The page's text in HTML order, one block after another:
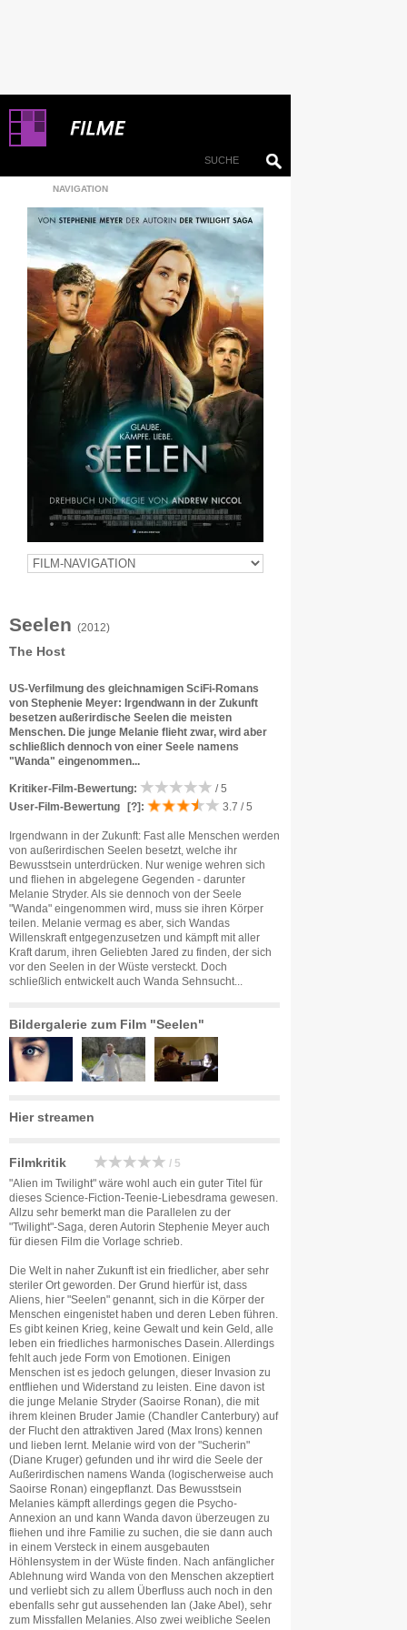
NAVIGATION
Seelen (2012)
The Host
US-Verfilmung des gleichnamigen SciFi-Romans
von Stephenie Meyer: Irgendwann in der Zukunft
besetzen außerirdische Seelen die meisten
Menschen. Die junge Melanie flieht zwar, wird aber
schließlich dennoch von einer Seele namens
"Wanda" eingenommen...
Kritiker-Film-Bewertung:
/ 5
User-Film-Bewertung
[?] : 3.7 / 5
Irgendwann in der Zukunft: Fast alle Menschen werden
von außerirdischen Seelen besetzt, welche ihr
Bewusstsein unterdrücken. Nur wenige wehren sich
und fliehen in abgelegene Gegenden - darunter
Melanie Stryder. Als sie dennoch von der Seele
"Wanda" eingenommen wird, muss sie ihren Körper
teilen. Melanie vermag es aber, sich Wandas
Willenskraft entgegenzusetzen und kämpft mit aller
Kraft darum, ihren Geliebten Jared zu finden, der sich
vor den Seelen in der Wüste versteckt. Doch
schließlich entwickelt auch Wanda Sehnsucht...
Bildergalerie zum Film "Seelen"
Hier streamen
Filmkritik / 5
"Alien im Twilight" wäre wohl auch ein guter Titel für
dieses Science-Fiction-Teenie-Liebesdrama gewesen.
Allzu sehr bemerkt man die Parallelen zu der
"Twilight"-Saga, deren Autorin Stephenie Meyer auch
für diesen Film die Vorlage schrieb.
Die Welt in naher Zukunft ist ein friedlicher, aber sehr
steriler Ort geworden. Der Grund hierfür ist, dass
Aliens, hier "Seelen" genannt, sich in die Körper der
Menschen eingenistet haben und deren Leben führen.
Es gibt keinen Krieg, keine Gewalt und kein Geld, alle
leben ein friedliches harmonisches Dasein. Allerdings
fehlt auch jede Form von Emotionen. Einigen
Menschen ist es jedoch gelungen, dieser Invasion zu
entfliehen und Widerstand zu leisten. Eine davon ist
die junge Melanie Stryder (Saoirse Ronan), die mit
ihrem kleinen Bruder Jamie (Chandler Canterbury) auf
der Flucht den attraktiven Jared (Max Irons) kennen
und lieben lernt. Melanie wird von der "Sucherin"
(Diane Kruger) gefunden und ihr wird die Seele der
Außerirdischen namens Wanda (logischerweise auch
Saoirse Ronan) eingepflanzt. Das Bewusstsein
Melanies kämpft allerdings gegen die Psycho-
Annexion an und kann Wanda davon überzeugen zu
fliehen und ihre Familie zu suchen, die sie dann auch
in einem Versteck in einem ausgebauten
Höhlensystem in der Wüste finden. Nach anfänglicher
Ablehnung wird Wanda von den Menschen akzeptiert
und verliebt sich zu allem Überfluss auch noch in den
ebenfalls sehr gut aussehenden Ian (Jake Abel), sehr
zum Missfallen Melanies. Also zwei weibliche Seelen